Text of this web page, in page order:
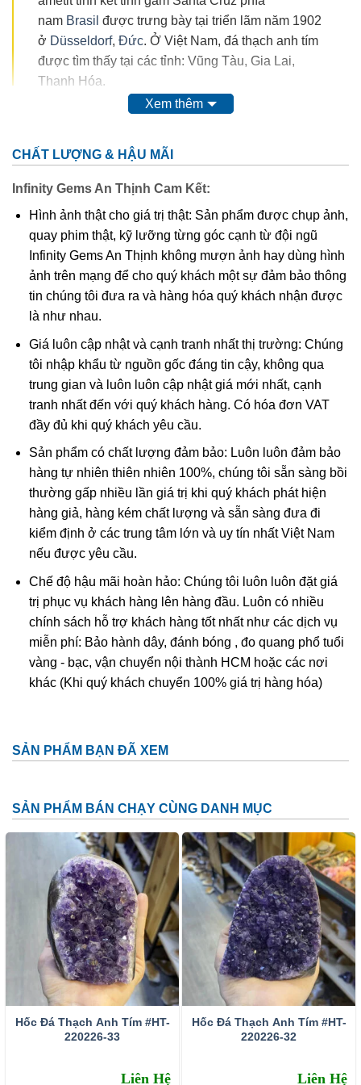
nam Brasil được trưng bày tại triển lãm năm 1902
ở Düsseldorf, Đức. Ở Việt Nam, đá thạch anh tím
được tìm thấy tại các tỉnh: Vũng Tàu, Gia Lai,
Thanh Hóa.
Trong thế kỷ 20, màu của ametit được coi là do sự có mặt
hoàn toàn thậm chí mất màu khi nung. Vì vậy, người ta
được cho là có mặt trong ametit và
được tìm thấy trong khoáng vật này.
Các công trình gần đây cho thấy màu của ametit là do có
lẫn tạp chấtsắtIII . Các nghiên cứu sâu hơn cho thấy sự
tương tác phức tạp củasắtvànhômsẽ tạo nên màu .
Khi nung nóng ametit thường chuyển thành màuvàng, và
hầu hếtcitrine,cairngormcủa ngành kim hoàn đá quý
được coi đơn giản chỉ là “ametit được gia nhiệt”. Thạch
anh ametit có xu hướng bị mất màu khi bị lộ ra mặt đất.
Ametit tổng hợp rất giống với ametit chất lượng cao. Các
đặc điểm hóa học và vật lý đều rất giống với ametit tự
nhiên nên rất khó phân biệt một cách chính xác trừ khi
dùng những thử nghiệm đá quý học cao cấp tốn kém. Thử
nghiệm dựa trên quy luật sinh đôi tên “Brazil law twinning”
(một dạng của thạch anh sinh đôi, khi đó cấu trúc thạch
anh phải và trái được liên kết tạo thành một tinh thể duy
nhấtđược sử dụng để xác định ametit tổng hợp sẽ dễ
dàng hơn. Tuy nhiên về mặc lý thuyết, người ta có thể tạo
ra vật liệu tổng hợp này nhưng khó mà tạo ra được với số
lượng lớn để cung cấp cho thị trường.
Đặc tính:
Tên khoa học: đá thạch anh tím (amethyst)
Thành phần cấu tạo hoá học: SiO2.
Màu sắc: Tất cả các dạng của màu tím như trắng phớt
tím, tím ánh hồng đến tím đậm, tím violet, màu xanh biển
và xám.
Chỉ số chiết quang: 1.544 – 1.553
Xem thêm
CHẤT LƯỢNG & HẬU MÃI
Infinity Gems An Thịnh Cam Kết:
Hình ảnh thật cho giá trị thật: Sản phẩm được chụp ảnh,
quay phim thật, kỹ lưỡng từng góc cạnh từ đội ngũ
Infinity Gems An Thịnh không mượn ảnh hay dùng hình
ảnh trên mạng để cho quý khách một sự đảm bảo thông
tin chúng tôi đưa ra và hàng hóa quý khách nhận được
là như nhau.
Giá luôn cập nhật và cạnh tranh nhất thị trường: Chúng
tôi nhập khẩu từ nguồn gốc đáng tin cậy, không qua
trung gian và luôn luôn cập nhật giá mới nhất, cạnh
tranh nhất đến với quý khách hàng. Có hóa đơn VAT
đầy đủ khi quý khách yêu cầu.
Sản phẩm có chất lượng đảm bảo: Luôn luôn đảm bảo
hàng tự nhiên thiên nhiên 100%, chúng tôi sẵn sàng bồi
thường gấp nhiều lần giá trị khi quý khách phát hiện
hàng giả, hàng kém chất lượng và sẵn sàng đưa đi
kiểm định ở các trung tâm lớn và uy tín nhất Việt Nam
nếu được yêu cầu.
Chế độ hậu mãi hoàn hảo: Chúng tôi luôn luôn đặt giá
trị phục vụ khách hàng lên hàng đầu. Luôn có nhiều
chính sách hỗ trợ khách hàng tốt nhất như các dịch vụ
miễn phí: Bảo hành dây, đánh bóng , đo quang phổ tuổi
vàng - bạc, vận chuyển nội thành HCM hoặc các nơi
khác (Khi quý khách chuyển 100% giá trị hàng hóa)
SẢN PHẨM BẠN ĐÃ XEM
SẢN PHẨM BÁN CHẠY CÙNG DANH MỤC
Hốc Đá Thạch Anh Tím #HT-
220226-33
Liên Hệ
Hốc Đá Thạch Anh Tím #HT-
220226-32
Liên Hệ